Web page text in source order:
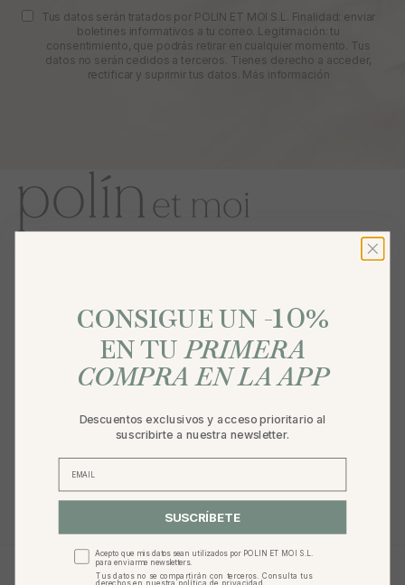
Tus datos serán tratados por POLIN ET MOI S.L. Finalidad: enviar
boletines informativos a tu correo. Legitimación: tu
consentimiento, que podrás retirar en cualquier momento. Tus
datos no serán cedidos a terceros. Tienes derecho a acceder,
rectificar y suprimir tus datos. Más información
POLÍN ET MOI
DESCARGA LA APP | 10% PRIMER PEDIDO
ESPAÑA (EUR €)
CONSIGUE UN -10%
EN TUPRIMERA
COMPRA EN LA APP
Descuentos exclusivos y acceso prioritario al
suscribirte a nuestra newsletter.
SUSCRÍBETE
Acepto que mis datos sean utilizados por POLIN ET MOI S.L.
para enviarme newsletters.
Tus datos no se compartirán con terceros. Consulta tus
derechos en nuestra política de privacidad